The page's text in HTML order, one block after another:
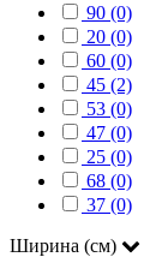
90 (0)
20 (0)
60 (0)
45 (2)
53 (0)
47 (0)
25 (0)
68 (0)
37 (0)
Ширина (см)